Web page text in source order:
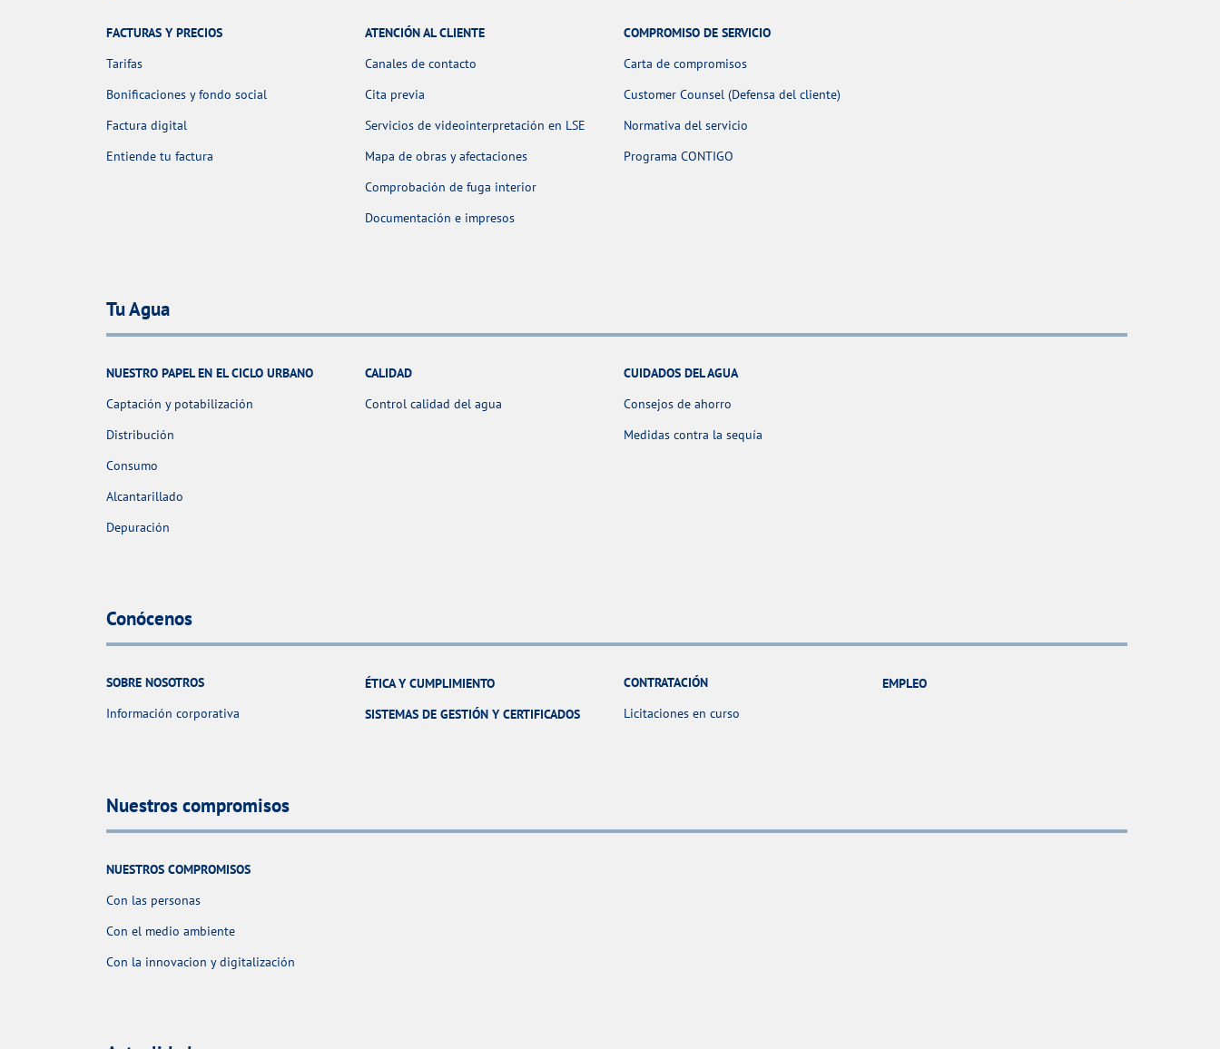
FACTURAS Y PRECIOS
Tarifas
Bonificaciones y fondo social
Factura digital
Entiende tu factura
ATENCIÓN AL CLIENTE
Canales de contacto
Cita previa
Servicios de videointerpretación en LSE
Mapa de obras y afectaciones
Comprobación de fuga interior
Documentación e impresos
COMPROMISO DE SERVICIO
Carta de compromisos
Customer Counsel (Defensa del cliente)
Normativa del servicio
Programa CONTIGO
Tu Agua
NUESTRO PAPEL EN EL CICLO URBANO
Captación y potabilización
Distribución
Consumo
Alcantarillado
Depuración
CALIDAD
Control calidad del agua
CUIDADOS DEL AGUA
Consejos de ahorro
Medidas contra la sequía
Conócenos
SOBRE NOSOTROS
Información corporativa
ÉTICA Y CUMPLIMIENTO
SISTEMAS DE GESTIÓN Y CERTIFICADOS
CONTRATACIÓN
Licitaciones en curso
EMPLEO
Nuestros compromisos
NUESTROS COMPROMISOS
Con las personas
Con el medio ambiente
Con la innovacion y digitalización